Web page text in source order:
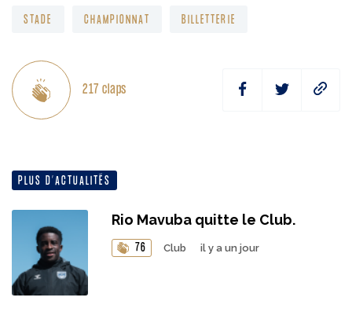
STADE CHAMPIONNAT BILLETTERIE
217 claps
PLUS D’ACTUALITÉS
Rio Mavuba quitte le Club.
76 Club il y a un jour